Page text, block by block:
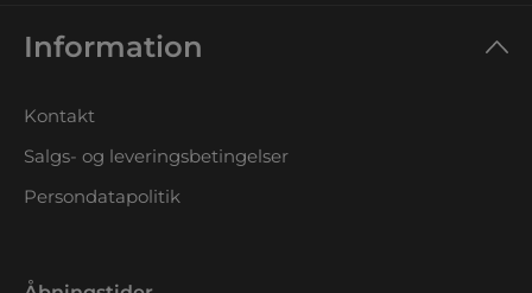
Information
Kontakt
Salgs- og leveringsbetingelser
Persondatapolitik